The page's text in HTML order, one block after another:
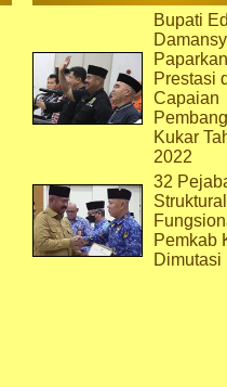
Bupati
Paparkan
Prestasi
Capaian
Kukar
2022
32
Pemkab
Dimutasi